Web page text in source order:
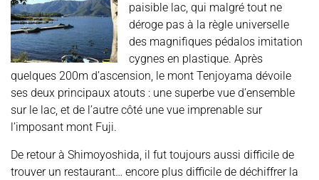
paisible lac, qui malgré tout ne
déroge pas à la règle universelle
des magnifiques pédalos imitation
cygnes en plastique. Après
quelques 200m d’ascension, le mont Tenjoyama dévoile
ses deux principaux atouts : une superbe vue d’ensemble
sur le lac, et de l’autre côté une vue imprenable sur
l’imposant mont Fuji.
De retour à Shimoyoshida, il fut toujours aussi difficile de
trouver un restaurant… encore plus difficile de déchiffrer la